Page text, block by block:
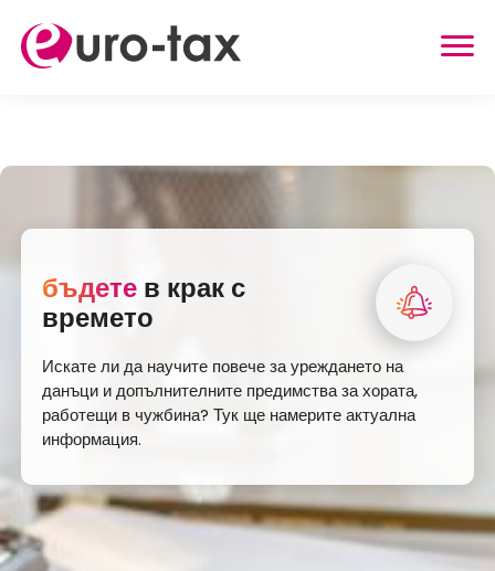
ХОЛАНДИЯ
ГЕРМАНИЯ
БЕЛГИЯ
АВСТРИЯ
ДРУГИ УСЛУГИ
ВЪЗСТАНОВЯВАНЕ НА ЗДРАВНО
ЗАСТРАХОВАТЕЛНИ ВНОСКИ
СЕМЕЙНИ НАДБАВКИ ОТ ГЕРМАНИЯ
ОТЗИВИ
КАК РАБОТИМ?
бъдете в крак с
времето
Искате ли да научите повече за уреждането на
данъци и допълнителните предимства за хората,
работещи в чужбина? Тук ще намерите актуална
информация.